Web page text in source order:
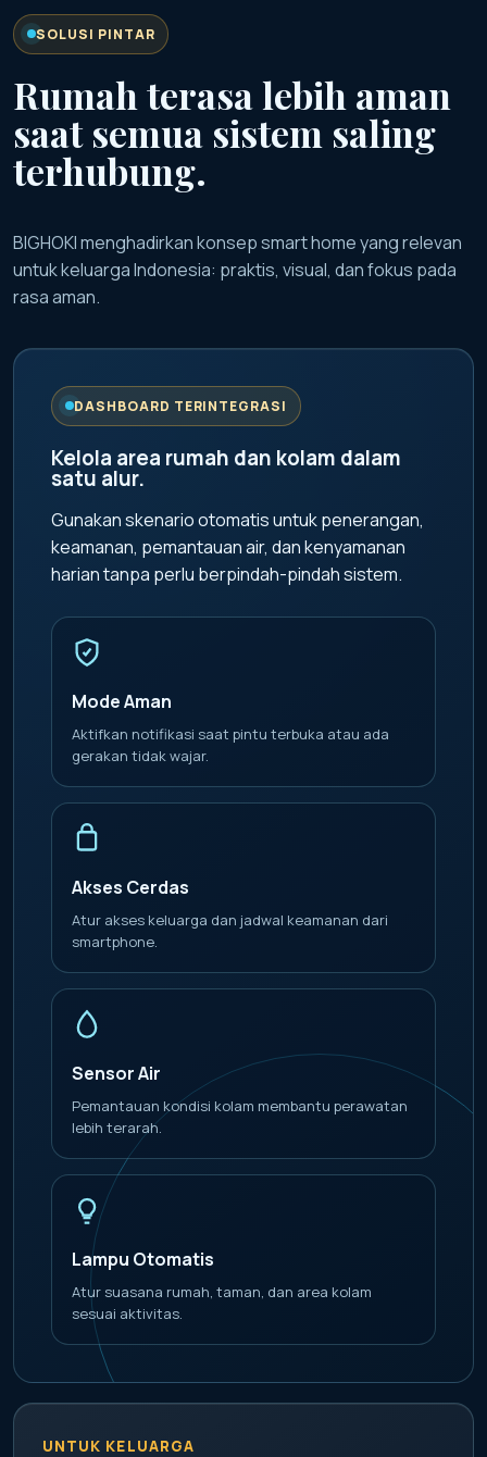
SOLUSI PINTAR
Rumah terasa lebih aman
saat semua sistem saling
terhubung.
BIGHOKI menghadirkan konsep smart home yang relevan
untuk keluarga Indonesia: praktis, visual, dan fokus pada
rasa aman.
DASHBOARD TERINTEGRASI
Kelola area rumah dan kolam dalam
satu alur.
Gunakan skenario otomatis untuk penerangan,
keamanan, pemantauan air, dan kenyamanan
harian tanpa perlu berpindah-pindah sistem.
Mode Aman
Aktifkan notifikasi saat pintu terbuka atau ada
gerakan tidak wajar.
Akses Cerdas
Atur akses keluarga dan jadwal keamanan dari
smartphone.
Sensor Air
Pemantauan kondisi kolam membantu perawatan
lebih terarah.
Lampu Otomatis
Atur suasana rumah, taman, dan area kolam
sesuai aktivitas.
UNTUK KELUARGA